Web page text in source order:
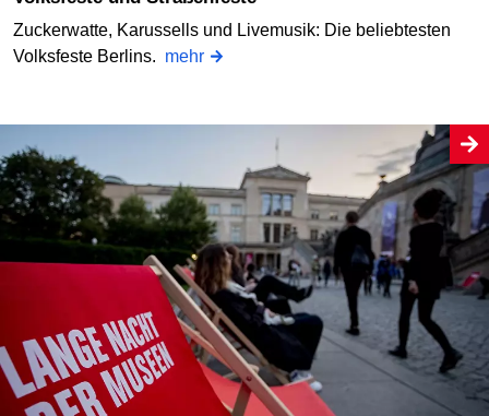
Zuckerwatte, Karussells und Livemusik: Die beliebtesten
Volksfeste Berlins. mehr